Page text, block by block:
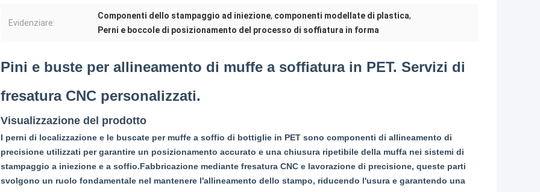
Evidenziare:
Componenti dello stampaggio ad iniezione, componenti modellate di plastica,
Perni e boccole di posizionamento del processo di soffiatura in forma
Pini e buste per allineamento di muffe a soffiatura in PET. Servizi di
fresatura CNC personalizzati.
Visualizzazione del prodotto
I perni di localizzazione e le buscate per muffe a soffio di bottiglie in PET sono componenti di allineamento di
precisione utilizzati per garantire un posizionamento accurato e una chiusura ripetibile della muffa nei sistemi di
stampaggio a iniezione e a soffio.Fabbricazione mediante fresatura CNC e lavorazione di precisione, queste parti
svolgono un ruolo fondamentale nel mantenere l'allineamento dello stampo, riducendo l'usura e garantendo una